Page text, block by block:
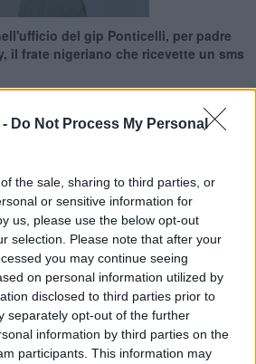
Do Not Process My Personal
the sale, sharing to third parties, or
or sensitive information for
us, please use the below opt-out
selection. Please note that after your
you may continue seeing
on personal information utilized by
disclosed to third parties prior to
separately opt-out of the further
information by third parties on the
participants. This information may
del gip Ponticelli, per padre
il frate nigeriano che ricevette un sms
di Arezzoil messaggio sms fu
Gratien Alabi,il religioso congolese
della donna. Il frate nigeriano, che
Gratien a Perugiadove per due mesi
un corso di italiano, aveva già
Maadesso dovrà farlo di nuovo,
affinché la sua dichiarazione possa
utilizzata in sede processuale.Quasi
dell'inchiestala presenza di Padre
,attuale parroco di Ca Raffaello,